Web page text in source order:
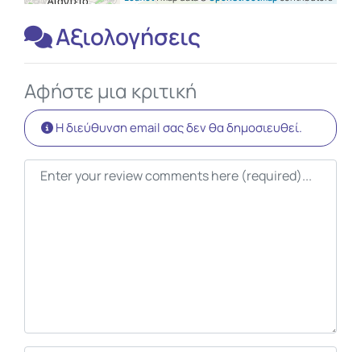
Αξιολογήσεις
Αφήστε μια κριτική
Η διεύθυνση email σας δεν θα δημοσιευθεί.
Κείμενο κριτικής